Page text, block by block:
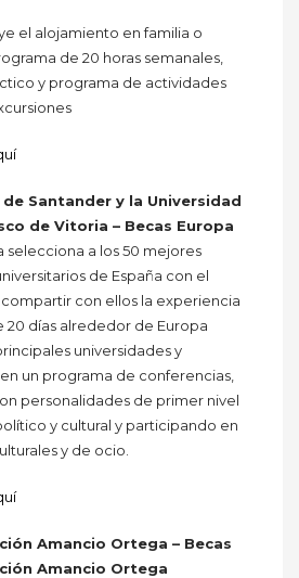
el alojamiento en familia o
de 20 horas semanales,
y programa de actividades
de Santander y la Universidad
de Vitoria – Becas Europa
selecciona a los 50 mejores
de España con el
con ellos la experiencia
20 días alrededor de Europa
universidades y
un programa de conferencias,
personalidades de primer nivel
y cultural y participando en
y de ocio.
Amancio Ortega – Becas
Amancio Ortega